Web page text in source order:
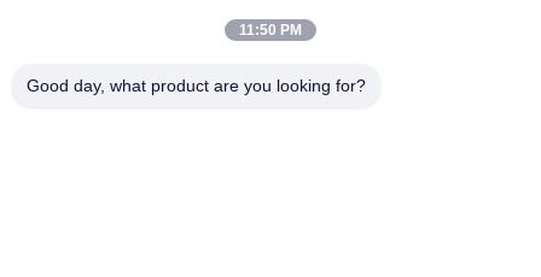
11:50 PM
Good day, what product are you looking for?